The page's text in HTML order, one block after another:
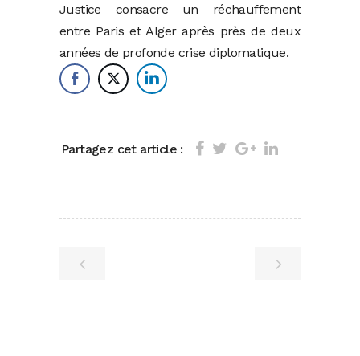
Justice consacre un réchauffement
entre Paris et Alger après près de deux
années de profonde crise diplomatique.
Partagez cet article :